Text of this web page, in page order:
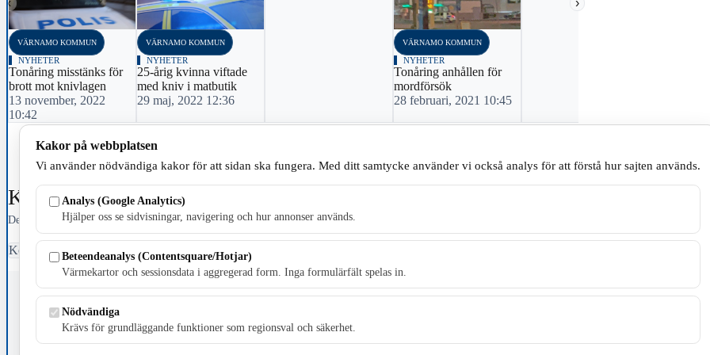
VÄRNAMO KOMMUN
NYHETER
Tonåring misstänks för
brott mot knivlagen
13 november, 2022
10:42
VÄRNAMO KOMMUN
NYHETER
25-årig kvinna viftade
med kniv i matbutik
29 maj, 2022 12:36
VÄRNAMO KOMMUN
NYHETER
Tonåring anhållen för
mordförsök
28 februari, 2021 10:45
Kommentarer 0
Dela dina tankar och bidra till en konstruktiv diskussion.
Kommentarer är stängda för denna artikel.
Fristående webbtidningsföretag grundat 1991 som sedan 2002 ger ut tidningen Skillingaryd.nu och 2010 lanserades Värnamo.nu. Från
Gnosjö, Värnamo och Vaggeryds kommun.
Postadress: Gisslaköp 1, 568 92 Skillingaryd
Kakor på webbplatsen
Vi använder nödvändiga kakor för att sidan ska fungera. Med ditt samtycke använder vi också analys för att förstå hur sajten används.
Analys (Google Analytics)
Hjälper oss se sidvisningar, navigering och hur annonser används.
Beteendeanalys (Contentsquare/Hotjar)
Värmekartor och sessionsdata i aggregerad form. Inga formulärfält spelas in.
Nödvändiga
Krävs för grundläggande funktioner som regionsval och säkerhet.